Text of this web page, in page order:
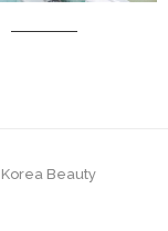
Korea Beauty